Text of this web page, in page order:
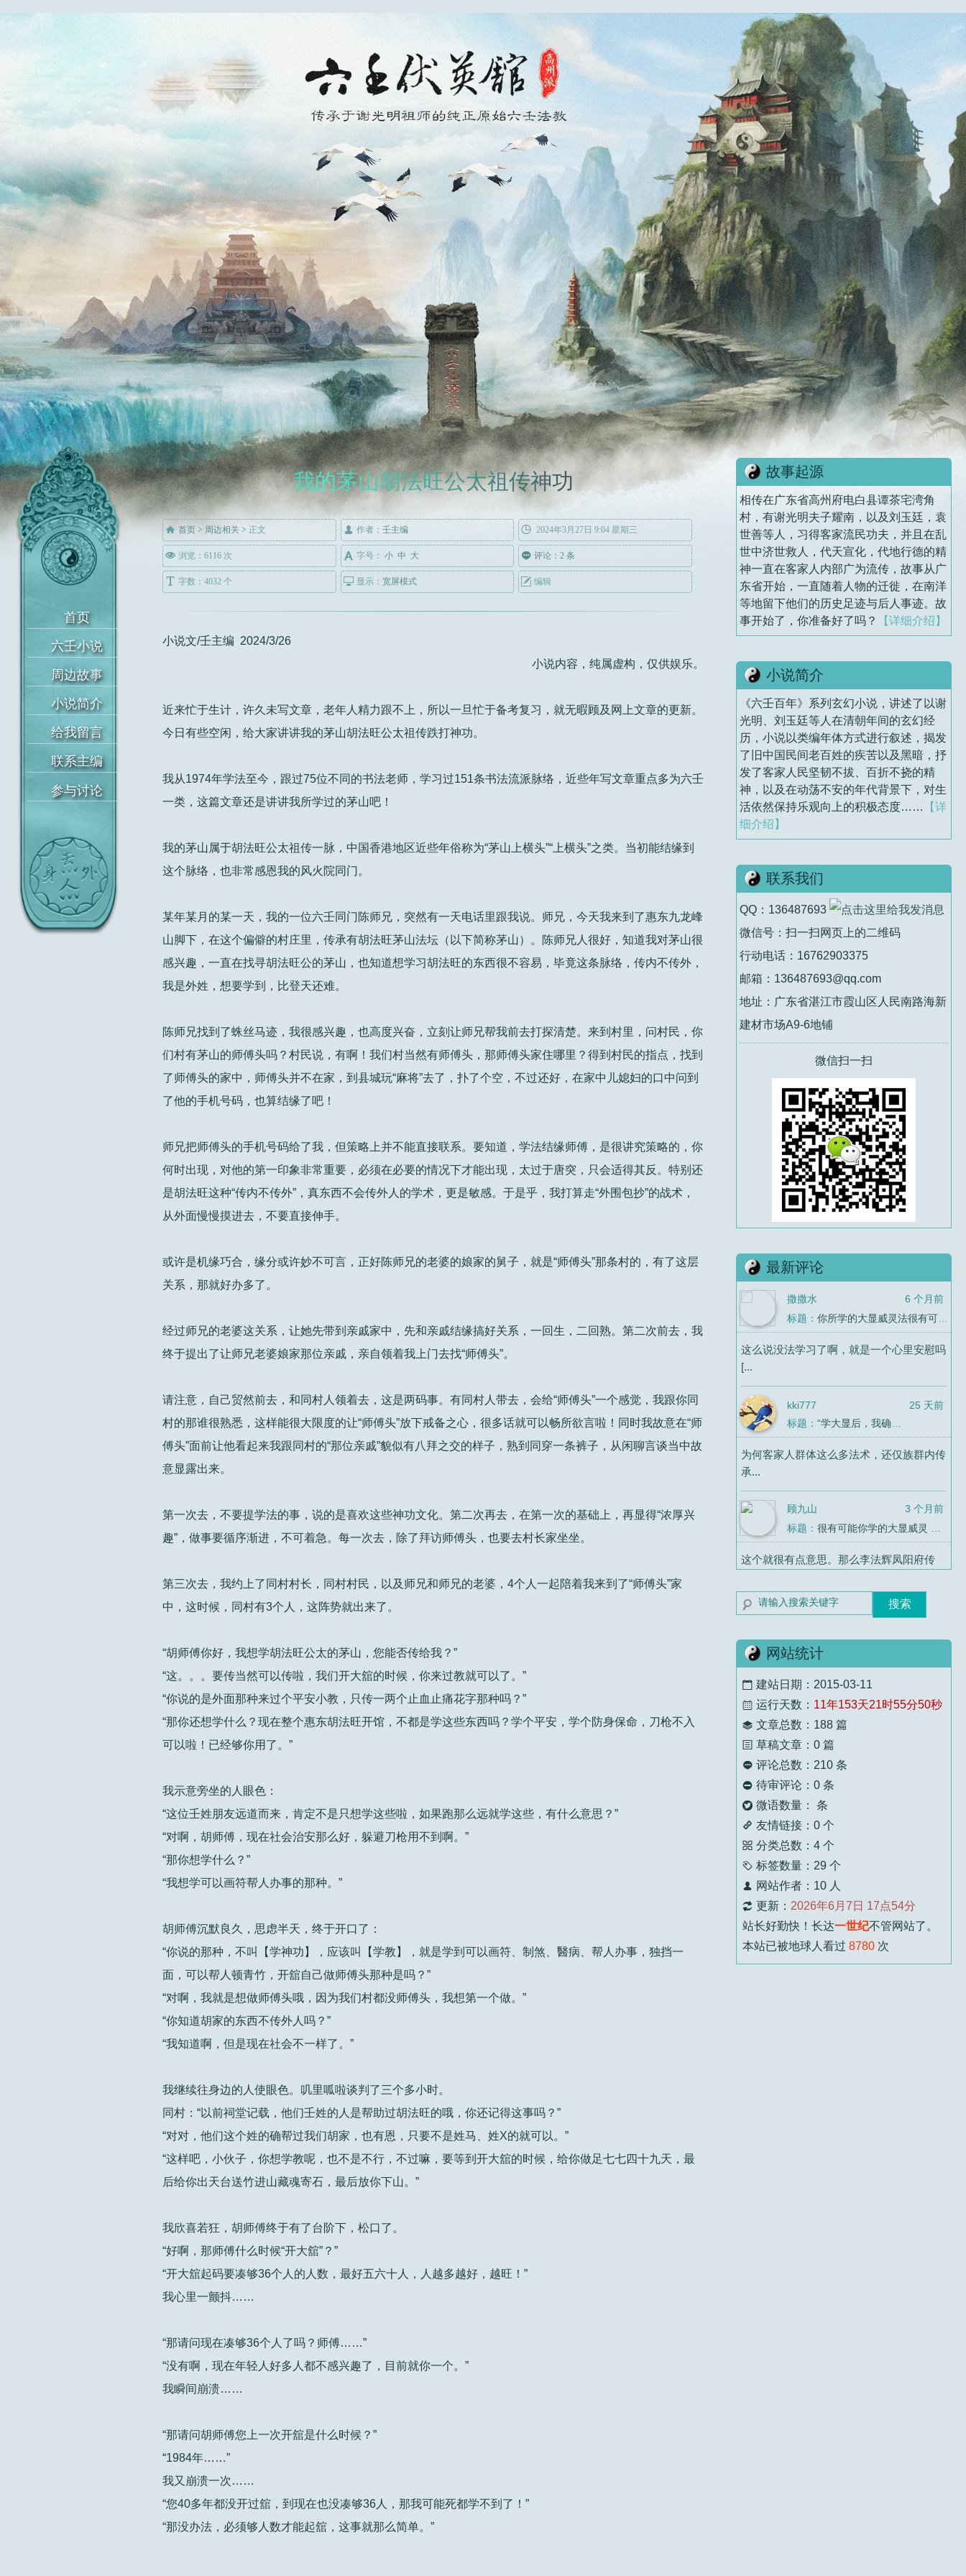
首页
六壬小说
周边故事
给我留言
联系主编
参与讨论
我的茅山胡法旺公太祖传神功
 首页 > 周边相关 > 正文  作者： 壬主编  2024年3月27日 9:04 星期三
 浏览：6116 次  字号： 小 中 大  评论：2 条
 字数：4032 个  显示： 宽屏模式  编辑
小说文/壬主编 2024/3/26
小说内容，纯属虚构，​仅供娱乐。
近来忙于生计，许久未写文章，老年人精力跟不上，所以一旦忙于备考复习，就无暇顾及网上文章的更新。
今日有些空闲，给大家讲讲我的茅山胡法旺公太祖传跌打神功。
我从1974年学法至今，跟过75位不同的书法老师，学习过151条书法流派脉络，近些年写文章重点多为六壬
一类，这篇文章还是讲讲我所学过的茅山吧！
我的茅山属于胡法旺公太祖传一脉，中国香港地区近些年俗称为“茅山上横头”“上横头”之类。当初能结缘到
这个脉络，也非常感恩我的风火院同门。
某年某月的某一天，我的一位六壬同门陈师兄，突然有一天电话里跟我说。师兄，今天我来到了惠东九龙峰
山脚下，在这个偏僻的村庄里，传承有胡法旺茅山法坛（以下简称茅山）。陈师兄人很好，知道我对茅山很
感兴趣，一直在找寻胡法旺公的茅山，也知道想学习胡法旺的东西很不容易，毕竟这条脉络，传内不传外，
我是外姓，想要学到，比登天还难。
陈师兄找到了蛛丝马迹，我很感兴趣，也高度兴奋，立刻让师兄帮我前去打探清楚。来到村里，问村民，你
们村有茅山的师傅头吗？村民说，有啊！我们村当然有师傅头，那师傅头家住哪里？得到村民的指点，找到
了师傅头的家中，师傅头并不在家，到县城玩“麻将”去了，扑了个空，不过还好，在家中儿媳妇的口中问到
了他的手机号码，也算结缘了吧！
师兄把师傅头的手机号码给了我，但策略上并不能直接联系。要知道，学法结缘师傅，是很讲究策略的，你
何时出现，对他的第一印象非常重要，必须在必要的情况下才能出现，太过于唐突，只会适得其反。特别还
是胡法旺这种“传内不传外”，真东西不会传外人的学术，更是敏感。于是乎，我打算走“外围包抄”的战术，
从外面慢慢摸进去，不要直接伸手。
或许是机缘巧合，缘分或许妙不可言，正好陈师兄的老婆的娘家的舅子，就是“师傅头”那条村的，有了这层
关系，那就好办多了。
经过师兄的老婆这关系，让她先带到亲戚家中，先和亲戚结缘搞好关系，一回生，二回熟。第二次前去，我
终于提出了让师兄老婆娘家那位亲戚，亲自领着我上门去找“师傅头”。
请注意，自己贸然前去，和同村人领着去，这是两码事。有同村人带去，会给“师傅头”一个感觉，我跟你同
村的那谁很熟悉，这样能很大限度的让“师傅头”放下戒备之心，很多话就可以畅所欲言啦！同时我故意在“师
傅头”面前让他看起来我跟同村的“那位亲戚”貌似有八拜之交的样子，熟到同穿一条裤子，从闲聊言谈当中故
意显露出来。
第一次去，不要提学法的事，说的是喜欢这些神功文化。第二次再去，在第一次的基础上，再显得“浓厚兴
趣”，做事要循序渐进，不可着急。每一次去，除了拜访师傅头，也要去村长家坐坐。
第三次去，我约上了同村村长，同村村民，以及师兄和师兄的老婆，4个人一起陪着我来到了“师傅头”家
中，这时候，同村有3个人，这阵势就出来了。
“胡师傅你好，我想学胡法旺公太的茅山，您能否传给我？”
“这。。。要传当然可以传啦，我们开大舘的时候，你来过教就可以了。”
“你说的是外面那种来过个平安小教，只传一两个止血止痛花字那种吗？”
“那你还想学什么？现在整个惠东胡法旺开馆，不都是学这些东西吗？学个平安，学个防身保命，刀枪不入
可以啦！已经够你用了。”
我示意旁坐的人眼色：
“这位壬姓朋友远道而来，肯定不是只想学这些啦，如果跑那么远就学这些，有什么意思？”
“对啊，胡师傅，现在社会治安那么好，躲避刀枪用不到啊。”
“那你想学什么？”
“我想学可以画符帮人办事的那种。”
胡师傅沉默良久，思虑半天，终于开口了：
“你说的那种，不叫【学神功】，应该叫【学教】，就是学到可以画符、制煞、醫病、帮人办事，独挡一
面，可以帮人顿青竹，开舘自己做师傅头那种是吗？”
“对啊，我就是想做师傅头哦，因为我们村都没师傅头，我想第一个做。”
“你知道胡家的东西不传外人吗？”
“我知道啊，但是现在社会不一样了。”
我继续往身边的人使眼色。叽里呱啦谈判了三个多小时。
同村：“以前祠堂记载，他们壬姓的人是帮助过胡法旺的哦，你还记得这事吗？”
“对对，他们这个姓的确帮过我们胡家，也有恩，只要不是姓马、姓X的就可以。”
“这样吧，小伙子，你想学教呢，也不是不行，不过嘛，要等到开大舘的时候，给你做足七七四十九天，最
后给你出天台送竹进山藏魂寄石，最后放你下山。”
我欣喜若狂，胡师傅终于有了台阶下，松口了。
“好啊，那师傅什么时候“开大舘”？”
“开大舘起码要凑够36个人的人数，最好五六十人，人越多越好，越旺！”
我心里一颤抖……
“那请问现在凑够36个人了吗？师傅……”
“没有啊，现在年轻人好多人都不感兴趣了，目前就你一个。”
我瞬间崩溃……
“那请问胡师傅您上一次开舘是什么时候？”
“1984年……”
我又崩溃一次……
“您40多年都没开过舘，到现在也没凑够36人，那我可能死都学不到了！”
“那没办法，必须够人数才能起舘，这事就那么简单。”
故事起源
相传在广东省高州府电白县谭茶宅湾角
村，有谢光明夫子耀南，以及刘玉廷，袁
世善等人，习得客家流民功夫，并且在乱
世中济世救人，代天宣化，代地行德的精
神一直在客家人内部广为流传，故事从广
东省开始，一直随着人物的迁徙，在南洋
等地留下他们的历史足迹与后人事迹。故
事开始了，你准备好了吗？
【详细介绍】
小说简介
《六壬百年》系列玄幻小说，讲述了以谢
光明、刘玉廷等人在清朝年间的玄幻经
历，小说以类编年体方式进行叙述，揭发
了旧中国民间老百姓的疾苦以及黑暗，抒
发了客家人民坚韧不拔、百折不挠的精
神，以及在动荡不安的年代背景下，对生
活依然保持乐观向上的积极态度……
【详
细介绍】
联系我们
QQ：136487693
微信号：扫一扫网页上的二维码
行动电话：16762903375
邮箱：136487693@qq.com
地址：广东省湛江市霞山区人民南路海新
建材市场A9-6地铺
微信扫一扫
最新评论
撒撒水
6 个月前
标题： 你所学的大显威灵法很有可能连“法教”都算不上
这么说没法学习了啊，就是一个心里安慰吗
[...
kki777
25 天前
标题： “学大显后，我确定了自己是同性恋”
为何客家人群体这么多法术，还仅族群内传
承...
顾九山
3 个月前
标题： 很有可能你学的大显威灵 最终学了个寂寞
这个就很有点意思。那么李法辉凤阳府传
顾九山
5 个月前
壬师父还是太委婉慈悲了！下次去湛江拜见
师...
顾九山
标题：浅谈六壬法的几种过教方式
老师，晚辈顺走，您慈悲。
顾九山
标题：跟我学习书法需要什么条件？
受...
壬主编
5 个月前
标题：过教的意义
如果你本来就会用，应该可以用。但能用不
网站统计
 建站日期：2015-03-11
 运行天数： 11年153天21时55分51秒
 文章总数：188 篇
 草稿文章：0 篇
 评论总数：210 条
 待审评论：0 条
 微语数量： 条
 友情链接：0 个
 分类总数：4 个
 标签数量：29 个
 网站作者：10 人
 更新： 2026年6月7日 17点54分
站长好勤快！长达一世纪不管网站了。
本站已被地球人看过 8780 次